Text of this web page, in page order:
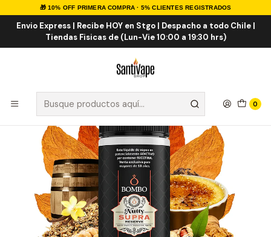
🎁 10% OFF PRIMERA COMPRA · 5% CLIENTES REGISTRADOS
Envio Express | Recibe HOY en Stgo | Despacho a todo Chile |
Tiendas Fisicas de (Lun-Vie 10:00 a 19:30 hrs)
0
Inicio E-LIQUID IMPORTADOS Eliquid Importados 120ml
Bombo Nutty Supra Reserve 120ml